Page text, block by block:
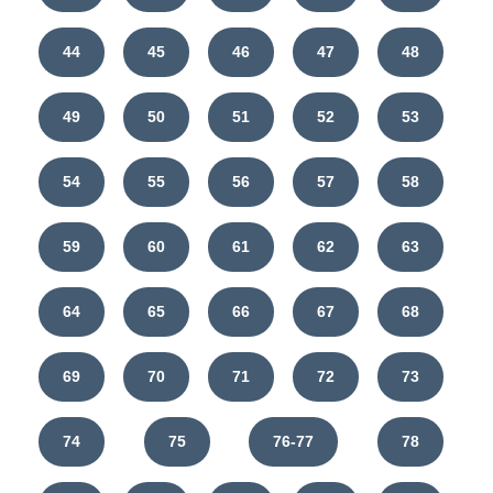
44 45 46 47 48
49 50 51 52 53
54 55 56 57 58
59 60 61 62 63
64 65 66 67 68
69 70 71 72 73
74 75 76-77 78